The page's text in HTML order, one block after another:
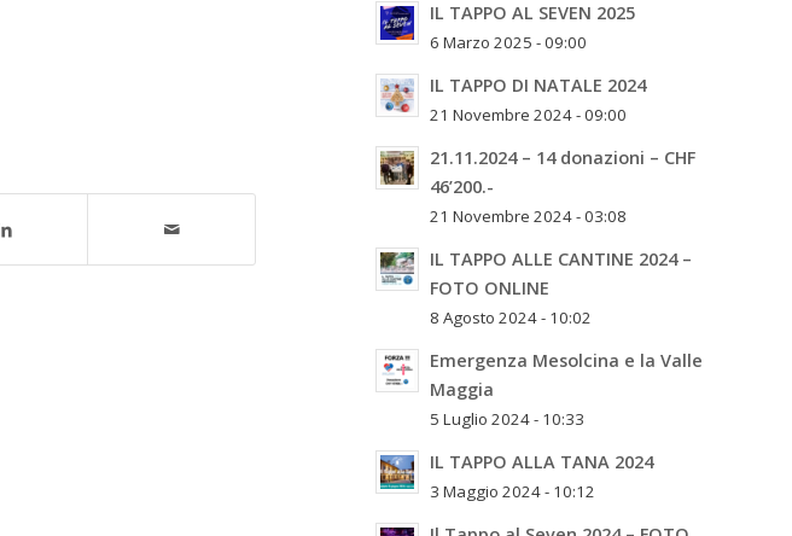
IL TAPPO AL SEVEN 2025
6 Marzo 2025 - 09:00
IL TAPPO DI NATALE 2024
21 Novembre 2024 - 09:00
21.11.2024 – 14 donazioni – CHF
46’200.-
21 Novembre 2024 - 03:08
IL TAPPO ALLE CANTINE 2024 –
FOTO ONLINE
8 Agosto 2024 - 10:02
Emergenza Mesolcina e la Valle
Maggia
5 Luglio 2024 - 10:33
IL TAPPO ALLA TANA 2024
3 Maggio 2024 - 10:12